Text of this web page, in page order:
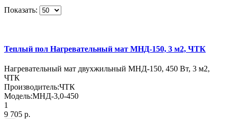
Показать:
Теплый пол Нагревательный мат МНД-150, 3 м2, ЧТК
Нагревательный мат двухжильный МНД-150, 450 Вт, 3 м2,
ЧТК
Производитель:ЧТК
Модель:МНД-3,0-450
1
9 705 р.